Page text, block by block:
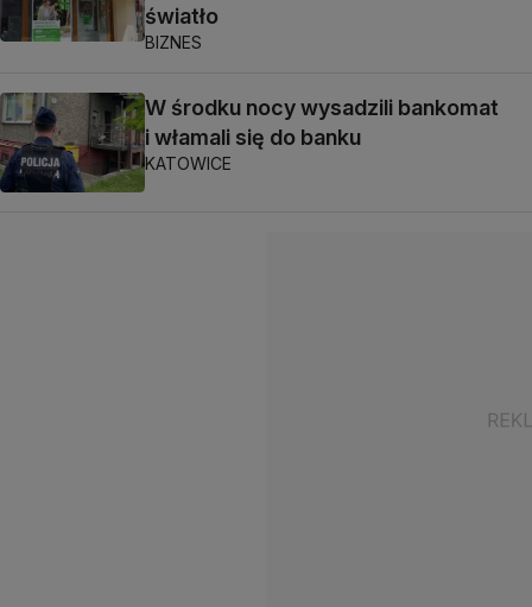
światło
BIZNES
W środku nocy wysadzili bankomat
i włamali się do banku
KATOWICE